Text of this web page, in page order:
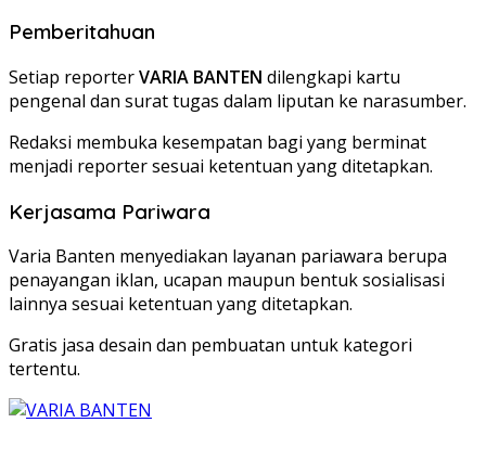
Pemberitahuan
Setiap reporterVARIA BANTEN dilengkapi kartu
pengenal dan surat tugas dalam liputan ke narasumber.
Redaksi membuka kesempatan bagi yang berminat
menjadi reporter sesuai ketentuan yang ditetapkan.
Kerjasama Pariwara
Varia Banten menyediakan layanan pariawara berupa
penayangan iklan, ucapan maupun bentuk sosialisasi
lainnya sesuai ketentuan yang ditetapkan.
Gratis jasa desain dan pembuatan untuk kategori
tertentu.